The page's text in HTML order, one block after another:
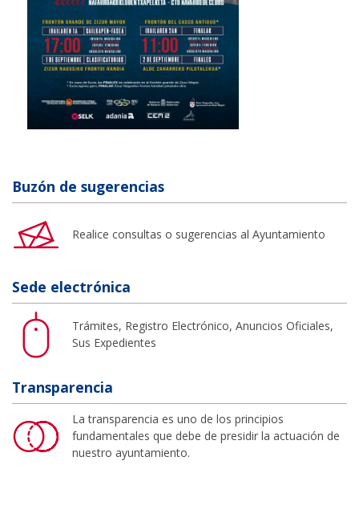
Buzón de sugerencias
Realice consultas o sugerencias al Ayuntamiento
Sede electrónica
Trámites, Registro Electrónico, Anuncios Oficiales,
Sus Expedientes
Transparencia
La transparencia es uno de los principios
fundamentales que debe de presidir la actuación de
nuestro ayuntamiento.